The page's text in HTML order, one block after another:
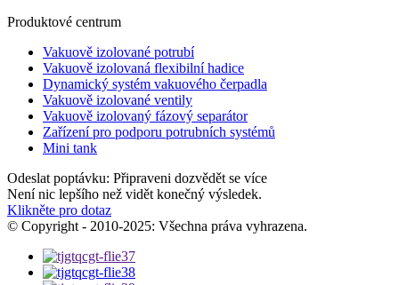
Produktové centrum
Vakuově izolované potrubí
Vakuově izolovaná flexibilní hadice
Dynamický systém vakuového čerpadla
Vakuově izolované ventily
Vakuově izolovaný fázový separátor
Zařízení pro podporu potrubních systémů
Mini tank
Odeslat poptávku: Připraveni dozvědět se více
Není nic lepšího než vidět konečný výsledek.
Klikněte pro dotaz
© Copyright - 2010-2025: Všechna práva vyhrazena.